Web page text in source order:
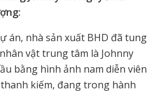
án, nhà sản xuất BHD đã tung
vật trung tâm là Johnny
bằng hình ảnh nam diễn viên
kiếm, đang trong hành